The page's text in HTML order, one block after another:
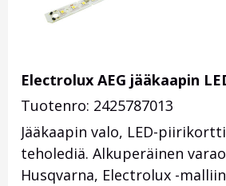
Electrolux AEG jääkaapin
Tuotenro: 2425787013
Jääkaapin valo, LED-
teholediä. Alkuperäinen
Husqvarna, Electrolux -